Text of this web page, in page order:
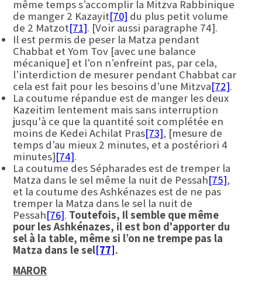
même temps s’accomplir la Mitzva Rabbinique
de manger 2 Kazayit[70] du plus petit volume
de 2 Matzot[71]. [Voir aussi paragraphe 74].
Il est permis de peser la Matza pendant
Chabbat et Yom Tov [avec une balance
mécanique] et l’on n’enfreint pas, par cela,
l’interdiction de mesurer pendant Chabbat car
cela est fait pour les besoins d’une Mitzva[72].
La coutume répandue est de manger les deux
Kazeitim lentement mais sans interruption
jusqu'à ce que la quantité soit complétée en
moins de Kedei Achilat Pras[73], [mesure de
temps d’au mieux 2 minutes, et a postériori 4
minutes][74].
La coutume des Sépharades est de tremper la
Matza dans le sel même la nuit de Pessah[75],
et la coutume des Ashkénazes est de ne pas
tremper la Matza dans le sel la nuit de
Pessah[76]. Toutefois, Il semble que même
pour les Ashkénazes, il est bon d'apporter du
sel à la table, même si l’on ne trempe pas la
Matza dans le sel[77].
MAROR